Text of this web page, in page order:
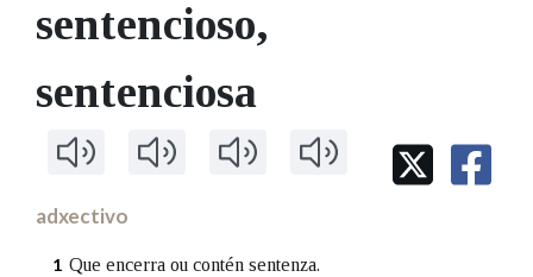
MARCIAL DEL ADALID
BAZÁN
FIGURAS HOMENAXEADAS
60 ANOS DLG
PRIMAVERA DAS LETRAS
PORTAL DAS PALABRAS
Facebook
TwitterYoutubeInstagram
Bluesky
BUSCAR NOS LEMAS
Comeza por
Remata por
Contén
sentencioso,
sentenciosa
adxectivo
1 Que encerra ou contén sentenza.